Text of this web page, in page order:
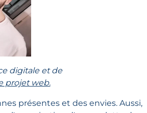
digitale et de
projet web.
présentes et des envies. Aussi,